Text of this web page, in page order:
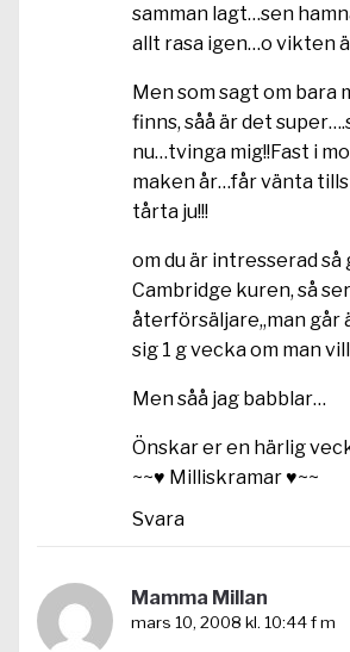
samman lagt…sen
allt rasa igen…o vikten
Men som sagt om
finns, såå är det
nu…tvinga mig!!Fast i
maken år…får vänta tills
tårta ju!!!
om du är intresserad så
Cambridge kuren, så
återförsäljare,,man går
sig 1 g vecka om man
Men såå jag babblar…
Önskar er en härlig
~~♥ Milliskramar ♥~~
Svara
Mamma Millan
mars 10, 2008 kl. 10:44 f m